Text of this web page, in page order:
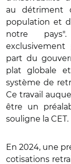
au détriment
population et
notre
part du
plat globale
système de
Ce travail
être un
souligne la CET.
En 2024, une
cotisations